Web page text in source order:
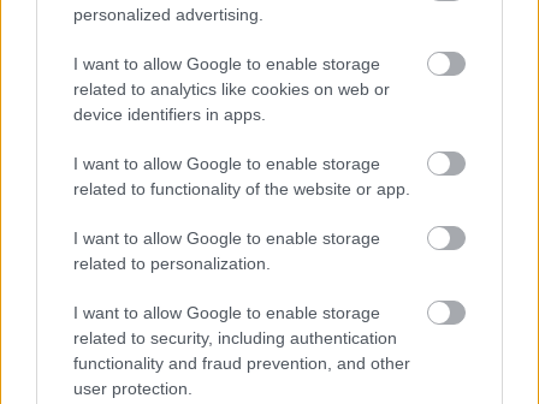
personalized advertising.
I want to allow Google to enable storage
related to analytics like cookies on web or
device identifiers in apps.
I want to allow Google to enable storage
related to functionality of the website or app.
I want to allow Google to enable storage
related to personalization.
I want to allow Google to enable storage
related to security, including authentication
functionality and fraud prevention, and other
user protection.
Nyíri Bernadett-FLOW&FUN
Derítsd ki az igazságot! 3 trükkös kérdéssel
mindent megtudhatsz a randipartneredről
kapcsolati-pszichológiai játék, amellyel pillanatok alatt
megtudhatod, milyen emberrel randizol, milyen
partnerre vágyik, és érdemes-e egyáltalán folytatnotok